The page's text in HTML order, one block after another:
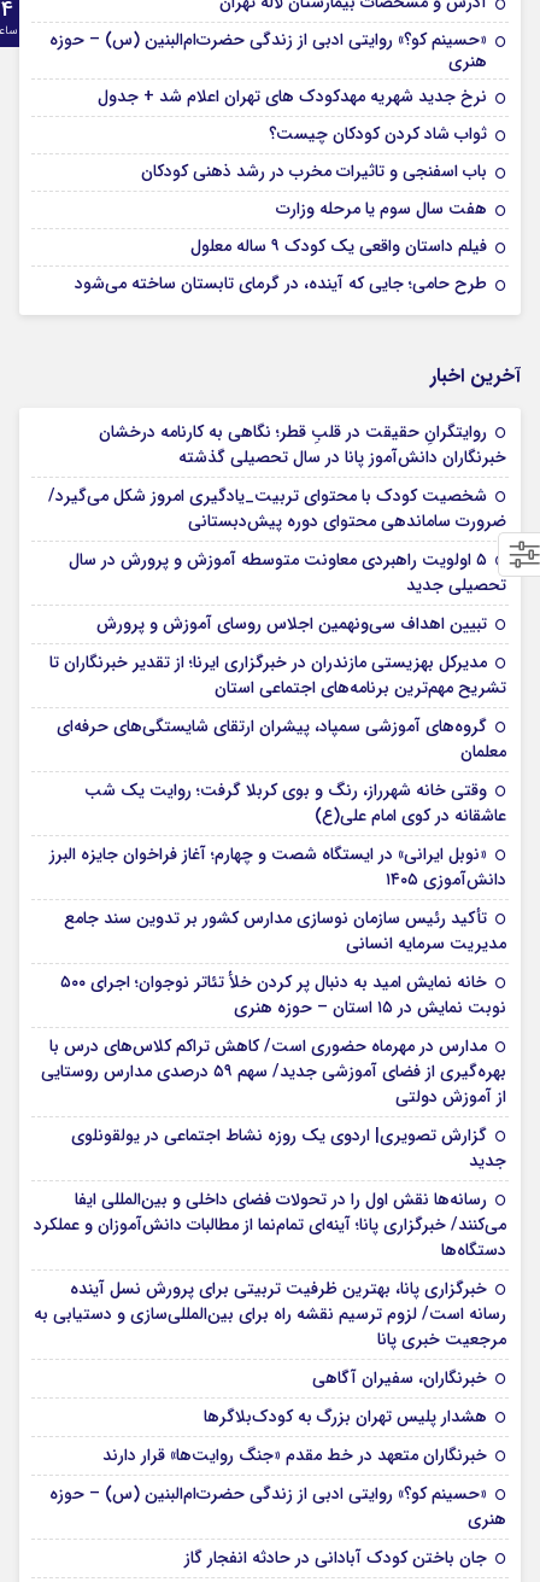
«حسینم کو؟» روایتی ادبی از زندگی حضرت‌ام‌البنین (س) – حوزه
هنری
نرخ جدید شهریه مهدکودک های تهران اعلام شد + جدول
ثواب شاد کردن کودکان چیست؟
باب اسفنجی و تاثیرات مخرب در رشد ذهنی کودکان
هفت سال سوم یا مرحله وزارت
فیلم داستان واقعی یک کودک ۹ ساله معلول
طرح حامی؛ جایی که آینده، در گرمای تابستان ساخته می‌شود
آخرین اخبار
روایتگرانِ حقیقت در قلبِ قطر؛ نگاهی به کارنامه درخشان
خبرنگاران دانش‌آموز پانا در سال تحصیلی گذشته
شخصیت کودک با محتوای تربیت_یادگیری امروز شکل می‌گیرد/
ضرورت ساماندهی محتوای دوره پیش‌دبستانی
۵ اولویت راهبردی معاونت متوسطه آموزش و پرورش در سال
تحصیلی جدید
تبیین اهداف سی‌ونهمین اجلاس روسای آموزش و پرورش
مدیرکل بهزیستی مازندران در خبرگزاری ایرنا؛ از تقدیر خبرنگاران تا
تشریح مهم‌ترین برنامه‌های اجتماعی استان
گروه‌های آموزشی سمپاد، پیشران ارتقای شایستگی‌های حرفه‌ای
معلمان
وقتی خانه شهرراز، رنگ و بوی کربلا گرفت؛ روایت یک شب
عاشقانه در کوی امام علی(ع)
«نوبل ایرانی» در ایستگاه شصت و چهارم؛ آغاز فراخوان جایزه البرز
دانش‌آموزی ۱۴۰۵
تأکید رئیس سازمان نوسازی مدارس کشور بر تدوین سند جامع
مدیریت سرمایه انسانی
خانه نمایش امید به دنبال پر کردن خلأ تئاتر نوجوان؛ اجرای ۵۰۰
نوبت نمایش در ۱۵ استان – حوزه هنری
مدارس در مهرماه حضوری است/ کاهش تراکم کلاس‌های درس با
بهره‌گیری از فضای آموزشی جدید/ سهم ۵۹ درصدی مدارس روستایی
از آموزش دولتی
گزارش تصویری| اردوی یک روزه نشاط اجتماعی در یولقونلوی
جدید
رسانه‌ها نقش اول را در تحولات فضای داخلی و بین‌المللی ایفا
می‌کنند/ خبرگزاری پانا؛ آینه‌ای تمام‌نما از مطالبات دانش‌آموزان و عملکرد
دستگاه‌ها
خبرگزاری پانا، بهترین ظرفیت تربیتی برای پرورش نسل آینده
رسانه است/ لزوم ترسیم نقشه راه برای بین‌المللی‌سازی و دستیابی به
مرجعیت خبری پانا
خبرنگاران، سفیران آگاهی
هشدار پلیس تهران بزرگ به کودک‌بلاگرها
خبرنگاران متعهد در خط مقدم «جنگ روایت‌ها» قرار دارند
«حسینم کو؟» روایتی ادبی از زندگی حضرت‌ام‌البنین (س) – حوزه
هنری
جان باختن کودک آبادانی در حادثه انفجار گاز